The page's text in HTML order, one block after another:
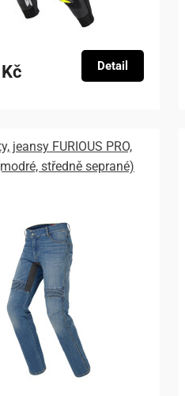
Detail
jeansy FURIOUS PRO,
středně seprané)